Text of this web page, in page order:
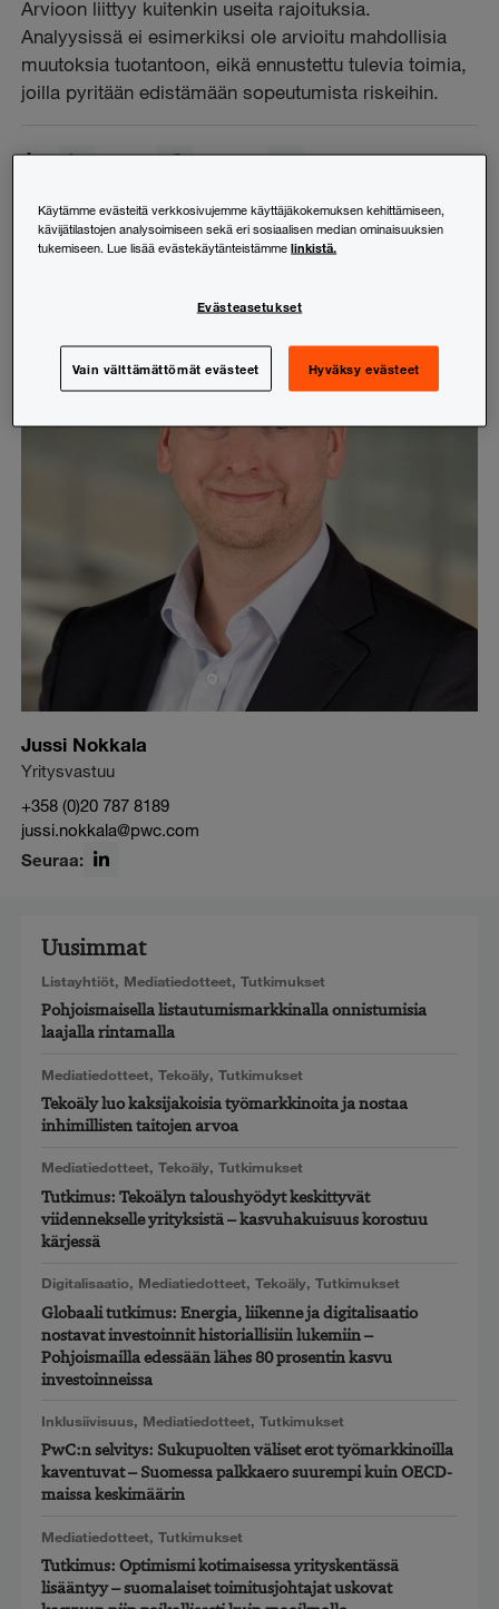
Arvioon liittyy kuitenkin useita rajoituksia.
Analyysissä ei esimerkiksi ole arvioitu mahdollisia
muutoksia tuotantoon, eikä ennustettu tulevia toimia,
joilla pyritään edistämään sopeutumista riskeihin.
Jaa: LinkedIn Facebook
X (Twitter)
Jussi Nokkala
Yritysvastuu
+358 (0)20 787 8189
jussi.nokkala@pwc.com
Seuraa:
Uusimmat
Listayhtiöt, Mediatiedotteet, Tutkimukset
Pohjoismaisella listautumismarkkinalla onnistumisia
laajalla rintamalla
Mediatiedotteet, Tekoäly, Tutkimukset
Tekoäly luo kaksijakoisia työmarkkinoita ja nostaa
inhimillisten taitojen arvoa
Mediatiedotteet, Tekoäly, Tutkimukset
Tutkimus: Tekoälyn taloushyödyt keskittyvät
viidennekselle yrityksistä – kasvuhakuisuus korostuu
kärjessä
Digitalisaatio, Mediatiedotteet, Tekoäly, Tutkimukset
Globaali tutkimus: Energia, liikenne ja digitalisaatio
nostavat investoinnit historiallisiin lukemiin –
Pohjoismailla edessään lähes 80 prosentin kasvu
investoinneissa
Inklusiivisuus, Mediatiedotteet, Tutkimukset
PwC:n selvitys: Sukupuolten väliset erot työmarkkinoilla
kaventuvat – Suomessa palkkaero suurempi kuin OECD-
maissa keskimäärin
Mediatiedotteet, Tutkimukset
Tutkimus: Optimismi kotimaisessa yrityskentässä
lisääntyy – suomalaiset toimitusjohtajat uskovat
Käytämme evästeitä verkkosivujemme käyttäjäkokemuksen kehittämiseen,
kävijätilastojen analysoimiseen sekä eri sosiaalisen median ominaisuuksien
tukemiseen. Lue lisää evästekäytänteistämmelinkistä.
Evästeasetukset
Vain välttämättömät evästeet Hyväksy evästeet